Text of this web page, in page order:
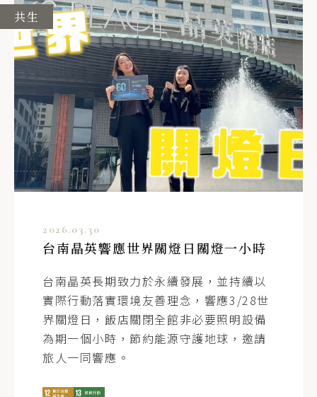
共生
2026.03.30
台南晶英響應世界關燈日關燈一小時
台南晶英長期致力於永續發展，並持續以
實際行動落實環境友善理念，響應3/28世
界關燈日，飯店關閉全館非必要照明設備
為期一個小時，節約能源守護地球，邀請
旅人一同響應。